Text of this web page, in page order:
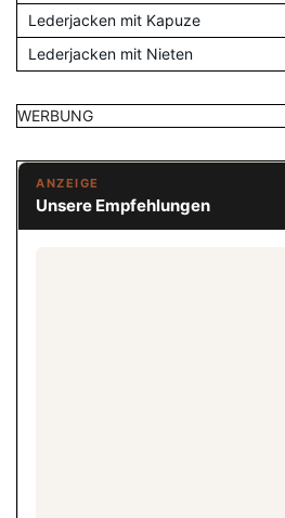
Lederjacken mit Kapuze
Lederjacken mit Nieten
WERBUNG
ANZEIGE
Unsere Empfehlungen